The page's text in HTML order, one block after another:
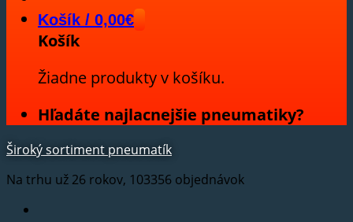
Košík / 0,00€
Košík
Žiadne produkty v košíku.
Hľadáte najlacnejšie pneumatiky?
Široký sortiment pneumatík
Na trhu už 26 rokov, 103356 objednávok